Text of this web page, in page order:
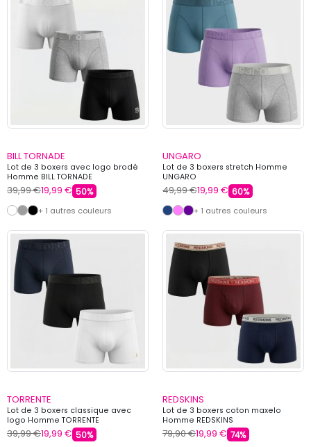
BILL TORNADE
Lot de 3 boxers avec logo brodé
Homme BILL TORNADE
39,99 €19,99 € 50%
+ 1 autres couleurs
UNGARO
Lot de 3 boxers stretch Homme
UNGARO
49,99 €19,99 € 60%
+ 1 autres couleurs
TORRENTE
Lot de 3 boxers classique avec
logo Homme TORRENTE
39,99 €19,99 € 50%
REDSKINS
Lot de 3 boxers coton maxelo
Homme REDSKINS
79,90 €19,99 € 74%